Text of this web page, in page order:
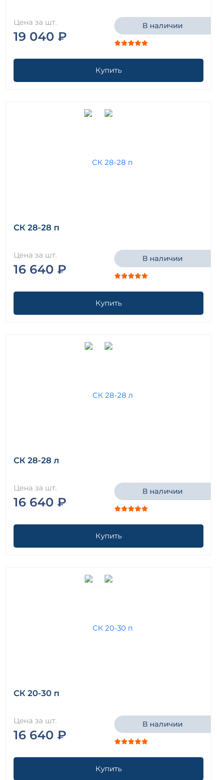
Цена за шт.
19 040 ₽
В наличии
Купить
СК 28-28 п
Цена за шт.
16 640 ₽
В наличии
Купить
СК 28-28 л
Цена за шт.
16 640 ₽
В наличии
Купить
СК 20-30 п
Цена за шт.
16 640 ₽
В наличии
Купить